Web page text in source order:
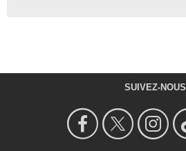
SUIVEZ-NOUS